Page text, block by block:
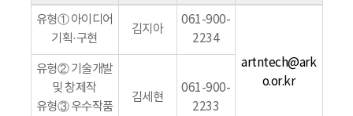
유형① 아이디어
기획·구현
김지아
061-900-
2234
artntech@ark
o.or.kr
유형② 기술개발
및 창제작
유형③ 우수작품
김세현
061-900-
2233